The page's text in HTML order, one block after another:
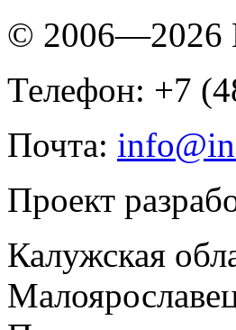
© 2006—2026
Телефон: +7
Почта:
Проект
Калужская